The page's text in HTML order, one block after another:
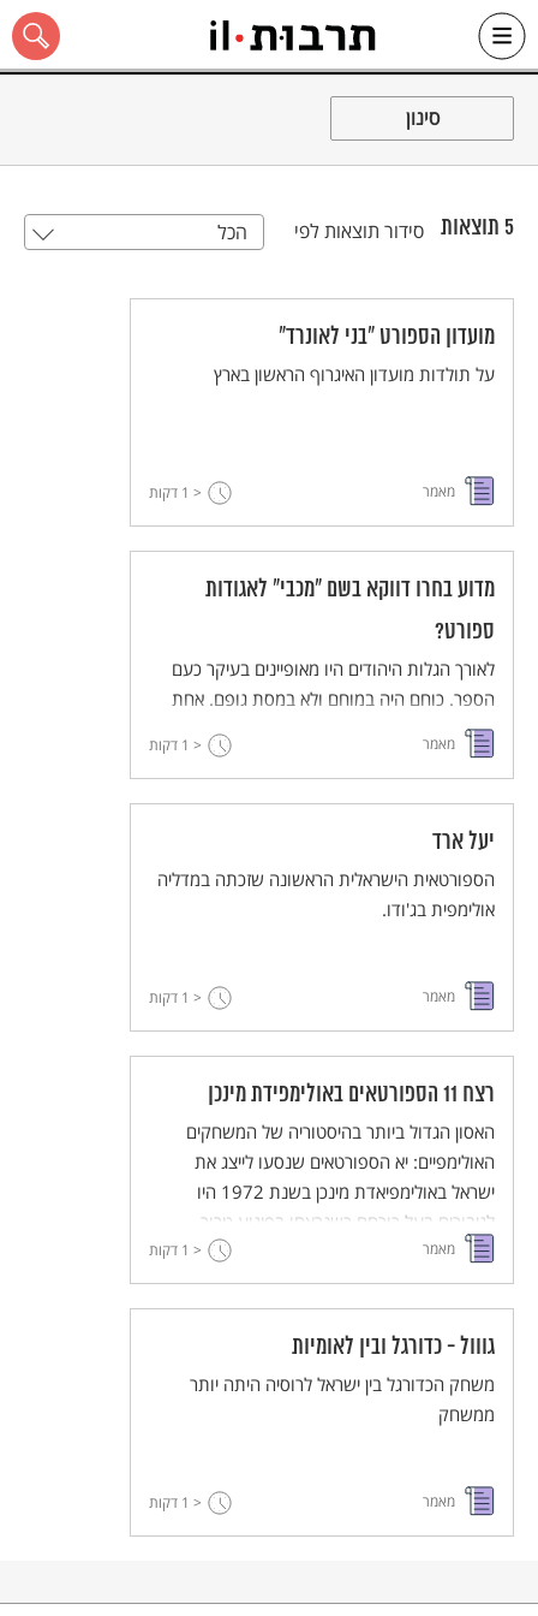
Skip
כל האתר
סינון
5 תוצאות סידור תוצאות לפי הכל
מועדון הספורט "בני לאונרד"
על תולדות מועדון האיגרוף הראשון בארץ
מאמר < 1 דקות
מדוע בחרו דווקא בשם "מכבי" לאגודות
ספורט?
לאורך הגלות היהודים היו מאופיינים בעיקר כעם
הספר. כוחם היה במוחם ולא במסת גופם. אחת
המטרות של התנועה הציונית הייתה להתנער
מהדימוי הגופני המוחלש של היהודי, וזאת ע"י
של החברה היהודית לספורט, וכן את מקומו של
מרד המכבים בהתפתחות תרבות הגוף בתודעה
היהודית.
מאמר < 1 דקות
יעל ארד
הספורטאית הישראלית הראשונה שזכתה במדליה
אולימפית בג'ודו.
מאמר < 1 דקות
רצח 11 הספורטאים באולימפידת מינכן
האסון הגדול ביותר בהיסטוריה של המשחקים
האולימפיים: יא הספורטאים שנסעו לייצג את
ישראל באולימפיאדת מינכן בשנת 1972 היו
לגיבורים בעל כורחם כשנרצחו בפיגוע טרור.
מאמר < 1 דקות
גווול - כדורגל ובין לאומיות
משחק הכדורגל בין ישראל לרוסיה היתה יותר
ממשחק
מאמר < 1 דקות